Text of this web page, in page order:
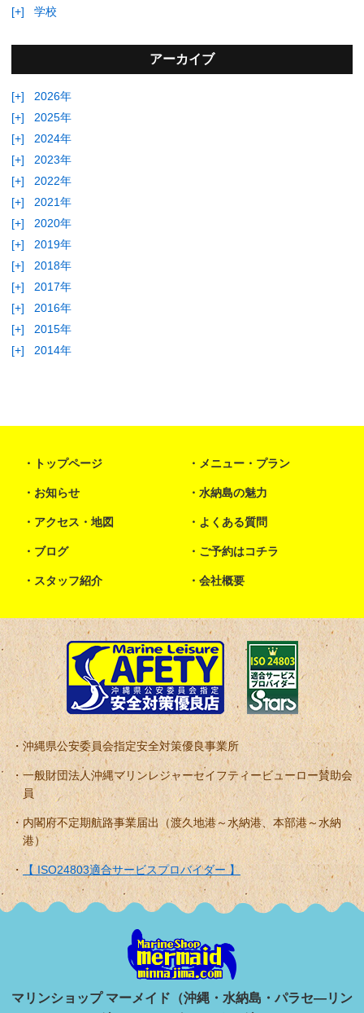
[+]
学校
アーカイブ
[+]
2026年
[+]
2025年
[+]
2024年
[+]
2023年
[+]
2022年
[+]
2021年
[+]
2020年
[+]
2019年
[+]
2018年
[+]
2017年
[+]
2016年
[+]
2015年
[+]
2014年
トップページ メニュー・プラン
お知らせ 水納島の魅力
アクセス・地図 よくある質問
ブログ ご予約はコチラ
スタッフ紹介 会社概要
沖縄県公安委員会指定安全対策優良事業所
一般財団法人沖縄マリンレジャーセイフティービューロー賛助会
員
内閣府不定期航路事業届出（渡久地港～水納港、本部港～水納
港）
【 ISO24803適合サービスプロバイダー 】
マリンショップ マーメイド（沖縄・水納島・パラセ―リン